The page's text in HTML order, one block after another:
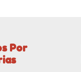
Por